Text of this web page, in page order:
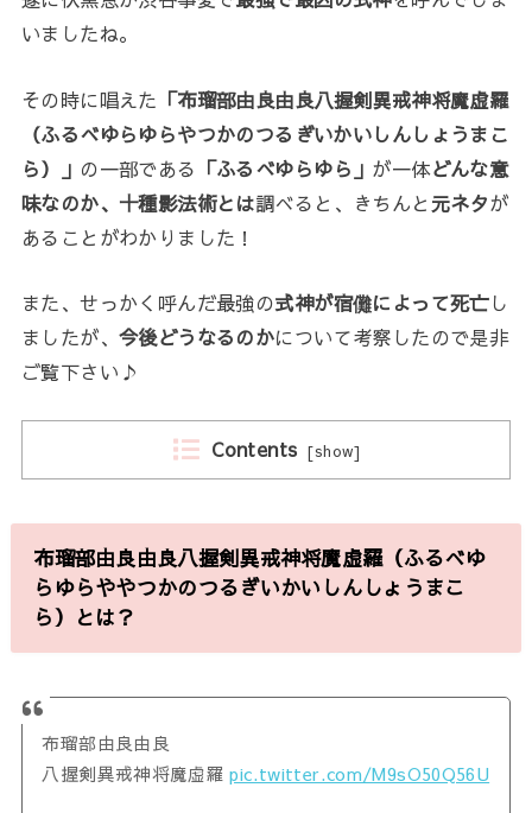
いましたね。
その時に唱えた 「布瑠部由良由良八握剣異戒神将魔虚羅
（ふるべゆらゆらやつかのつるぎいかいしんしょうまこ
ら）」 の一部である 「ふるべゆらゆら」 が一体どんな意
味なのか、十種影法術とは調べると、きちんと 元ネタが
あることがわかりました！
また、せっかく呼んだ最強の式神が宿儺によって死亡し
ましたが、 今後どうなるのかについて考察したので是非
ご覧下さい♪
Contents [show]
布瑠部由良由良八握剣異戒神将魔虚羅（ふるべゆ
らゆらややつかのつるぎいかいしんしょうまこ
ら）とは？
布瑠部由良由良
八握剣異戒神将魔虚羅pic.twitter.com/M9sO50Q56U